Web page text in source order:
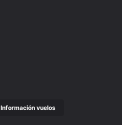
Información vuelos